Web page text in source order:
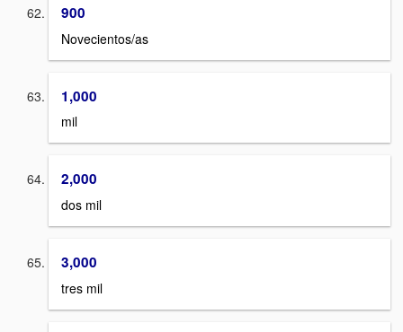
900
Novecientos/as
1,000
mil
2,000
dos mil
3,000
tres mil